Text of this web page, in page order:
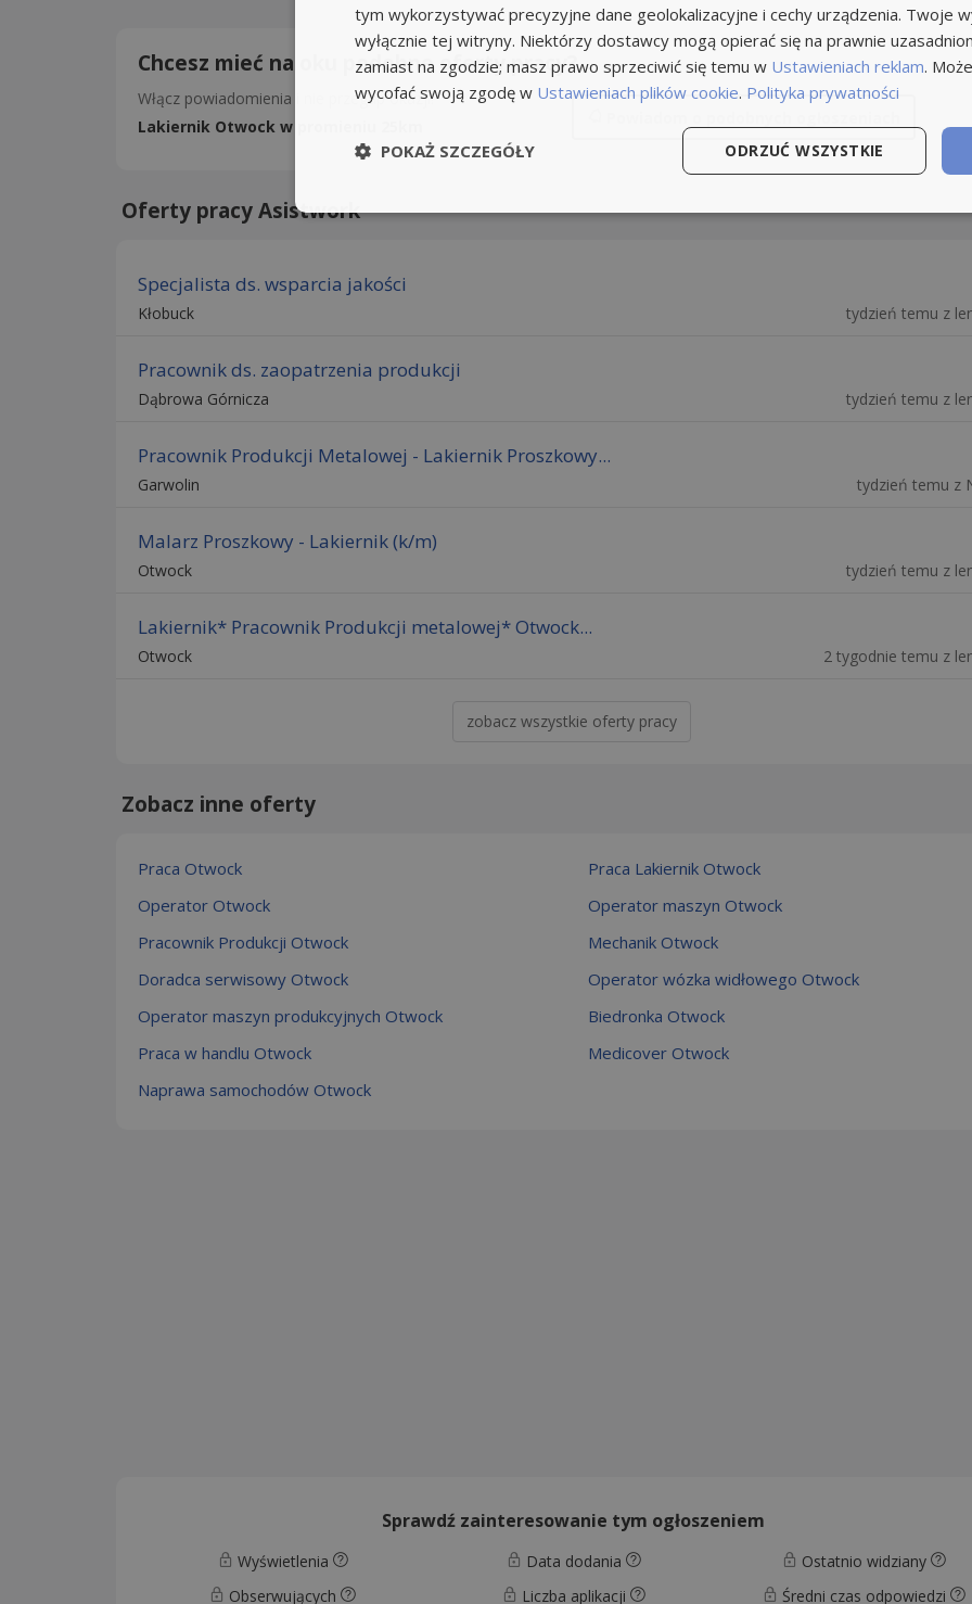
Chcesz mieć na oku podobne oferty pracy?
Włącz powiadomienia i nie przegap okazji!
Lakiernik Otwock w promieniu 25km
Oferty pracy Asistwork
Specjalista ds. wsparcia jakości
Kłobuck tydzień temu z
Pracownik ds. zaopatrzenia produkcji
Dąbrowa Górnicza tydzień temu z
Pracownik Produkcji Metalowej - Lakiernik Proszkowy...
Garwolin tydzień temu z
Malarz Proszkowy - Lakiernik (k/m)
Otwock tydzień temu z
Lakiernik* Pracownik Produkcji metalowej* Otwock...
Otwock 2 tygodnie temu z
zobacz wszystkie oferty pracy
Zobacz inne oferty
Praca Otwock
Praca Lakiernik Otwock
Operator Otwock
Operator maszyn Otwock
Pracownik Produkcji Otwock
Mechanik Otwock
Doradca serwisowy Otwock
Operator wózka widłowego Otwock
Operator maszyn produkcyjnych Otwock
Biedronka Otwock
Praca w handlu Otwock
Medicover Otwock
Naprawa samochodów Otwock
Sprawdź zainteresowanie tym ogłoszeniem
Wyświetlenia Data dodania
Ostatnio widziany
Obserwujących
Liczba aplikacji Średni czas odpowiedzi
tym wykorzystywać precyzyjne dane geolokalizacyjne i cechy urządzenia. Twoje
wyłącznie tej witryny. Niektórzy dostawcy mogą opierać się na prawnie
zamiast na zgodzie; masz prawo sprzeciwić się temu w Ustawieniach reklam.
wycofać swoją zgodę w Ustawieniach plików cookie. Polityka prywatności
ODRZUĆ WSZYSTKIE
POKAŻ SZCZEGÓŁY